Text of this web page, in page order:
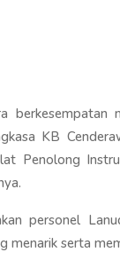
berkesempatan
KB
Penolong
personel
menarik serta